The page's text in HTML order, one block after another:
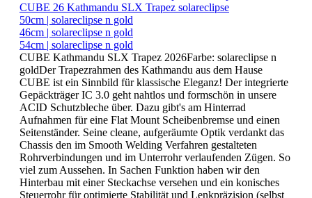
CUBE 26 Kathmandu SLX Trapez solareclipse
50cm | solareclipse n gold
46cm | solareclipse n gold
54cm | solareclipse n gold
CUBE Kathmandu SLX Trapez 2026Farbe: solareclipse n
goldDer Trapezrahmen des Kathmandu aus dem Hause
CUBE ist ein Sinnbild für klassische Eleganz! Der integrierte
Gepäckträger IC 3.0 geht nahtlos und formschön in unsere
ACID Schutzbleche über. Dazu gibt's am Hinterrad
Aufnahmen für eine Flat Mount Scheibenbremse und einen
Seitenständer. Seine cleane, aufgeräumte Optik verdankt das
Chassis den im Smooth Welding Verfahren gestalteten
Rohrverbindungen und im Unterrohr verlaufenden Zügen. So
viel zum Aussehen. In Sachen Funktion haben wir den
Hinterbau mit einer Steckachse versehen und ein konisches
Steuerrohr für optimierte Stabilität und Lenkpräzision (selbst